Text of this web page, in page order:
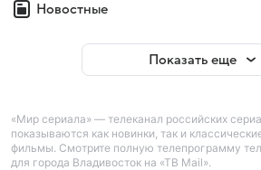
Новостные
Показать еще
«Мир сериала» — телеканал российских
показываются как новинки, так и
фильмы. Смотрите полную телепрограмму
для города Владивосток на «ТВ Mail».